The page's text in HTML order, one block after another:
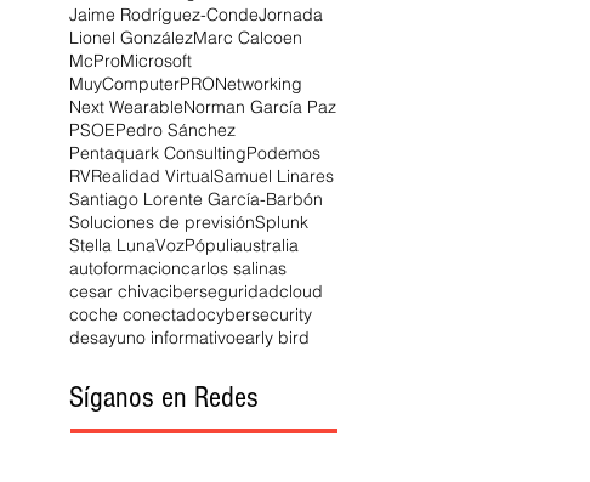
Jaime Rodríguez-CondeJornada
Lionel GonzálezMarc Calcoen
McProMicrosoft
MuyComputerPRONetworking
Next WearableNorman García Paz
PSOEPedro Sánchez
Pentaquark ConsultingPodemos
RVRealidad VirtualSamuel Linares
Santiago Lorente García-Barbón
Soluciones de previsiónSplunk
Stella LunaVozPópuliaustralia
autoformacioncarlos salinas
cesar chivaciberseguridadcloud
coche conectadocybersecurity
desayuno informativoearly bird
Síganos en Redes